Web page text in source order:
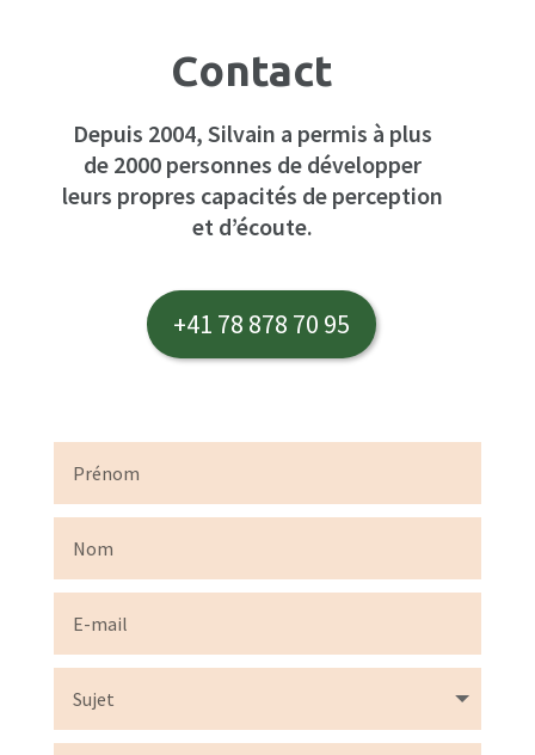
Contact
Depuis 2004, Silvain a permis à plus
de 2000 personnes de développer
leurs propres capacités de perception
et d’écoute.
+41 78 878 70 95